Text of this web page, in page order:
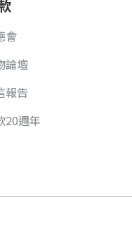
會
論壇
報告
20週年